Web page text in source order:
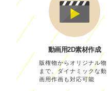
動画用2D素材作成
版権物からオリジナル物
まで、ダイナミックな動
画用作画も対応可能